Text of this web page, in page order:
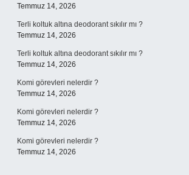
Temmuz 14, 2026
Terli koltuk altına deodorant sıkılır mı ?
Temmuz 14, 2026
Terli koltuk altına deodorant sıkılır mı ?
Temmuz 14, 2026
Komi görevleri nelerdir ?
Temmuz 14, 2026
Komi görevleri nelerdir ?
Temmuz 14, 2026
Komi görevleri nelerdir ?
Temmuz 14, 2026